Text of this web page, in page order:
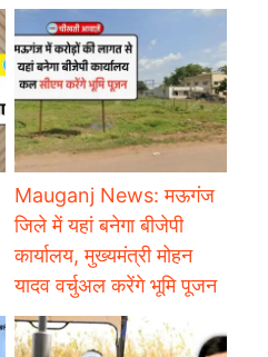
Mauganj News: मऊगंज
जिले में यहां बनेगा बीजेपी
कार्यालय, मुख्यमंत्री मोहन
यादव वर्चुअल करेंगे भूमि पूजन